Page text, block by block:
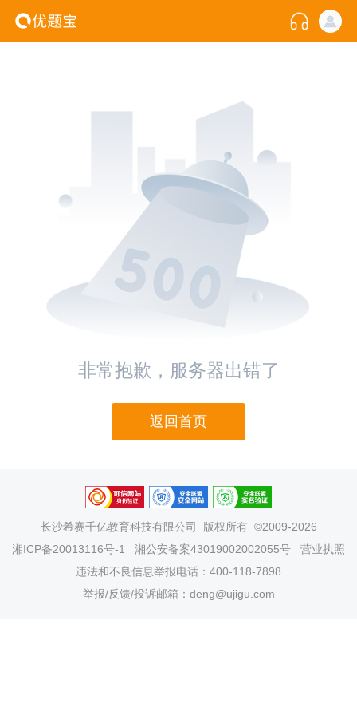
非常抱歉，服务器出错了
返回首页
长沙希赛千亿教育科技有限公司
版权所有 ©2009-2026
湘ICP备20013116号-1
湘公安备案43019002002055号
营业执照
违法和不良信息举报电话：400-118-7898
举报/反馈/投诉邮箱：deng@ujigu.com